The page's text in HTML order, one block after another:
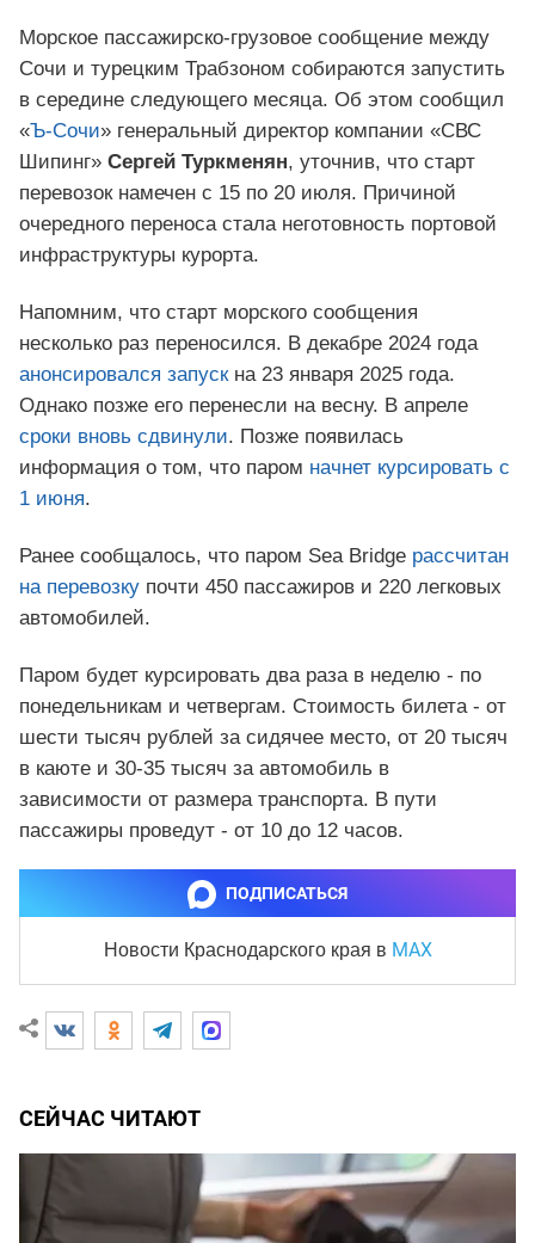
Морское пассажирско-грузовое сообщение между
Сочи и турецким Трабзоном собираются запустить
в середине следующего месяца. Об этом сообщил
«Ъ-Сочи» генеральный директор компании «СВС
Шипинг» Сергей Туркменян, уточнив, что старт
перевозок намечен с 15 по 20 июля. Причиной
очередного переноса стала неготовность портовой
инфраструктуры курорта.
Напомним, что старт морского сообщения
несколько раз переносился. В декабре 2024 года
анонсировался запускна 23 января 2025 года.
Однако позже его перенесли на весну. В апреле
сроки вновь сдвинули. Позже появилась
информация о том, что паром начнет курсировать с
1 июня.
Ранее сообщалось, что паром Sea Вridge рассчитан
на перевозку почти 450 пассажиров и 220 легковых
автомобилей.
Паром будет курсировать два раза в неделю - по
понедельникам и четвергам. Стоимость билета - от
шести тысяч рублей за сидячее место, от 20 тысяч
в каюте и 30-35 тысяч за автомобиль в
зависимости от размера транспорта. В пути
пассажиры проведут - от 10 до 12 часов.
ПОДПИСАТЬСЯ
Новости Краснодарского края в MAX
СЕЙЧАС ЧИТАЮТ